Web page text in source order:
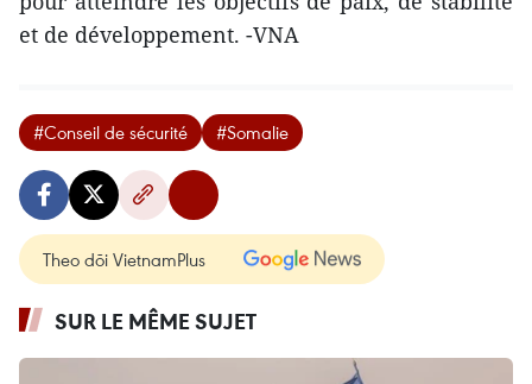
et de développement. -VNA
#Conseil de sécurité #Somalie
Theo dõi VietnamPlus
SUR LE MÊME SUJET